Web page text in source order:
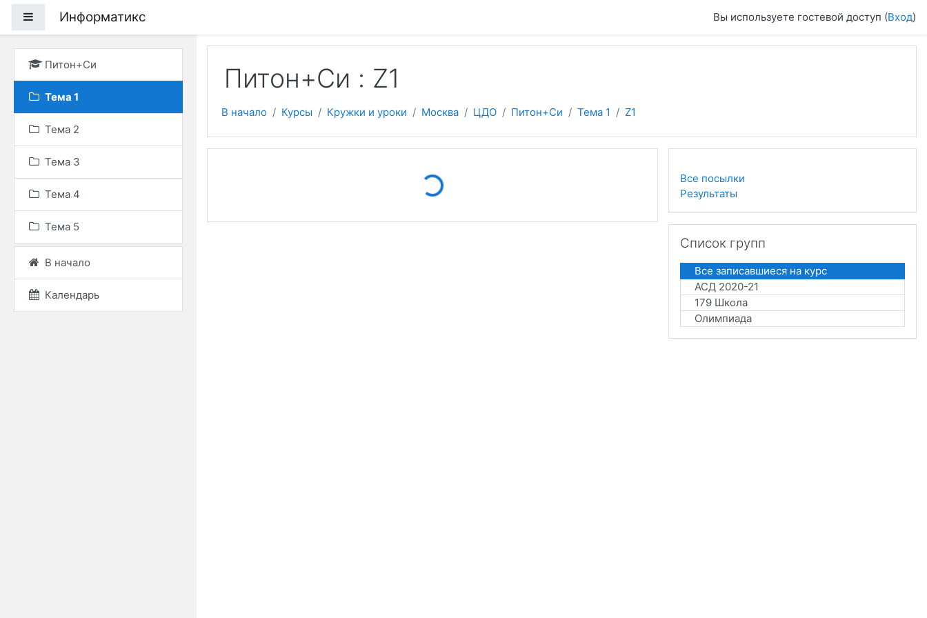
Боковая панель
Информатикс Вы используете гостевой доступ (Вход)
Питон+Си
Тема 1
Тема 2
Тема 3
Тема 4
Тема 5
В начало
Календарь
Питон+Си : Z1
В начало Курсы Кружки и уроки Москва ЦДО Питон+Си Тема 1 Z1
Loading...
Все посылки
Результаты
Список групп
Все записавшиеся на курс
АСД 2020-21
179 Школа
Олимпиада